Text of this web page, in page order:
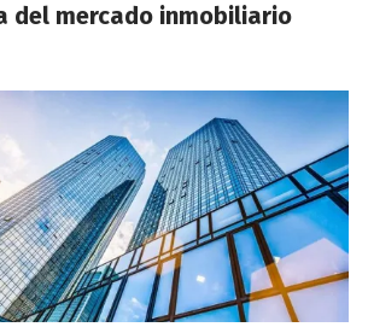
del mercado inmobiliario